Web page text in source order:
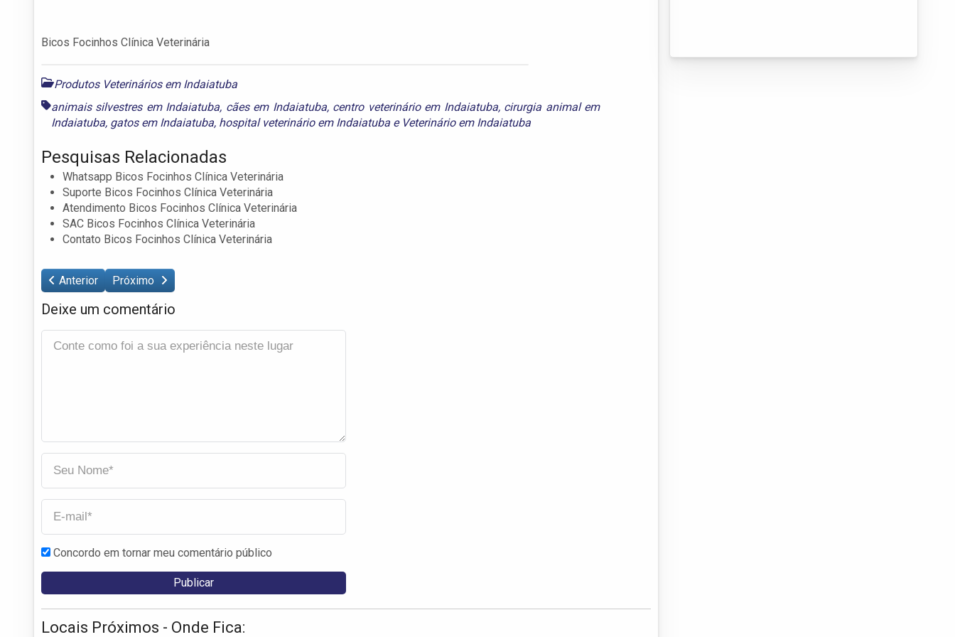
Bicos Focinhos Clínica Veterinária
Produtos Veterinários em Indaiatuba
animais silvestres em Indaiatuba, cães em Indaiatuba, centro veterinário em Indaiatuba, cirurgia animal em
Indaiatuba, gatos em Indaiatuba, hospital veterinário em Indaiatuba e Veterinário em Indaiatuba
Pesquisas Relacionadas
Whatsapp Bicos Focinhos Clínica Veterinária
Suporte Bicos Focinhos Clínica Veterinária
Atendimento Bicos Focinhos Clínica Veterinária
SAC Bicos Focinhos Clínica Veterinária
Contato Bicos Focinhos Clínica Veterinária
Anterior Próximo
Deixe um comentário
Concordo em tornar meu comentário público
Locais Próximos - Onde Fica: